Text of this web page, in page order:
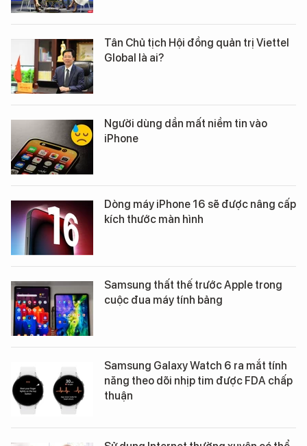
Tân Chủ tịch Hội đồng quản trị Viettel
Global là ai?
Người dùng dần mất niềm tin vào
iPhone
Dòng máy iPhone 16 sẽ được nâng cấp
kích thước màn hình
Samsung thất thế trước Apple trong
cuộc đua máy tính bảng
Samsung Galaxy Watch 6 ra mắt tính
năng theo dõi nhịp tim được FDA chấp
thuận